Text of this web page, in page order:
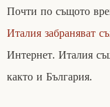
Почти по същото
Италия забраняват
Интернет. Италия
както и България.